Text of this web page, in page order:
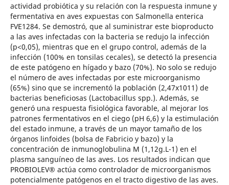
actividad probiótica y su relación con la respuesta inmune y
fermentativa en aves expuestas con Salmonella enterica
FVE1284. Se demostró, que al suministrar este bioproducto
a las aves infectadas con la bacteria se redujo la infección
(p<0,05), mientras que en el grupo control, además de la
infección (100% en tonsilas cecales), se detectó la presencia
de este patógeno en hígado y bazo (70%). No solo se redujo
el número de aves infectadas por este microorganismo
(65%) sino que se incrementó la población (2,47x1011) de
bacterias beneficiosas (Lactobacillus spp.). Además, se
generó una respuesta fisiológica favorable, al mejorar los
patrones fermentativos en el ciego (pH 6,6) y la estimulación
del estado inmune, a través de un mayor tamaño de los
órganos linfoides (bolsa de Fabricio y bazo) y la
concentración de inmunoglobulina M (1,12g.L-1) en el
plasma sanguíneo de las aves. Los resultados indican que
PROBIOLEV® actúa como controlador de microorganismos
potencialmente patógenos en el tracto digestivo de las aves.